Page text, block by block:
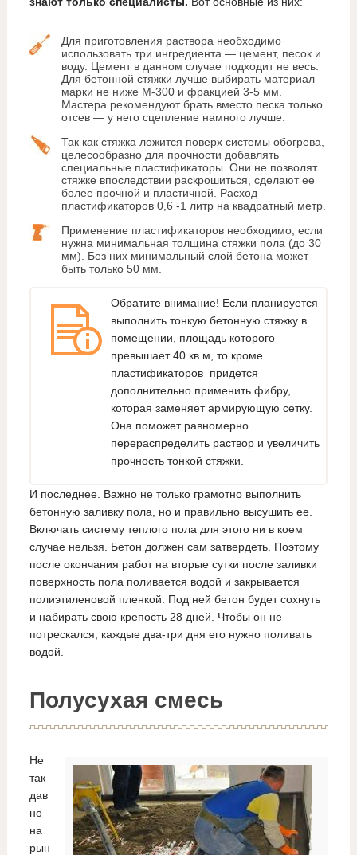
Для приготовления раствора необходимо
использовать три ингредиента — цемент, песок и
воду. Цемент в данном случае подходит не весь.
Для бетонной стяжки лучше выбирать материал
марки не ниже М-300 и фракцией 3-5 мм.
Мастера рекомендуют брать вместо песка только
отсев — у него сцепление намного лучше.
Так как стяжка ложится поверх системы обогрева,
целесообразно для прочности добавлять
специальные пластификаторы. Они не позволят
стяжке впоследствии раскрошиться, сделают ее
более прочной и пластичной. Расход
пластификаторов 0,6 -1 литр на квадратный метр.
Применение пластификаторов необходимо, если
нужна минимальная толщина стяжки пола (до 30
мм). Без них минимальный слой бетона может
быть только 50 мм.
Обратите внимание! Если планируется
выполнить тонкую бетонную стяжку в
помещении, площадь которого
превышает 40 кв.м, то кроме
пластификаторов придется
дополнительно применить фибру,
которая заменяет армирующую сетку.
Она поможет равномерно
перераспределить раствор и увеличить
прочность тонкой стяжки.
И последнее. Важно не только грамотно выполнить
бетонную заливку пола, но и правильно высушить ее.
Включать систему теплого пола для этого ни в коем
случае нельзя. Бетон должен сам затвердеть. Поэтому
после окончания работ на вторые сутки после заливки
поверхность пола поливается водой и закрывается
полиэтиленовой пленкой. Под ней бетон будет сохнуть
и набирать свою крепость 28 дней. Чтобы он не
потрескался, каждые два-три дня его нужно поливать
водой.
Полусухая смесь
Не
так
дав
но
на
рын